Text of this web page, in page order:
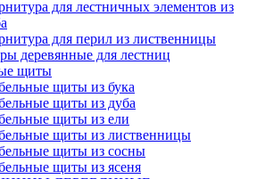
для лестничных элементов из
для перил из лиственницы
деревянные для лестниц
щиты
щиты из бука
щиты из дуба
щиты из ели
щиты из лиственницы
щиты из сосны
щиты из ясеня